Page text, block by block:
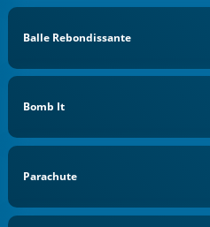
Balle Rebondissante
Bomb It
Parachute